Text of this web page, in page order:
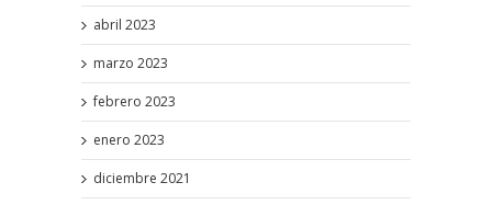
abril 2023
marzo 2023
febrero 2023
enero 2023
diciembre 2021